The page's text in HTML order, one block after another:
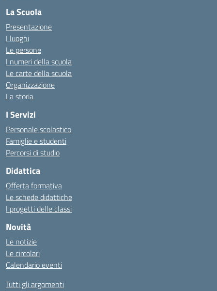
La Scuola
Presentazione
I luoghi
Le persone
I numeri della scuola
Le carte della scuola
Organizzazione
La storia
I Servizi
Personale scolastico
Famiglie e studenti
Percorsi di studio
Didattica
Offerta formativa
Le schede didattiche
I progetti delle classi
Novità
Le notizie
Le circolari
Calendario eventi
Tutti gli argomenti